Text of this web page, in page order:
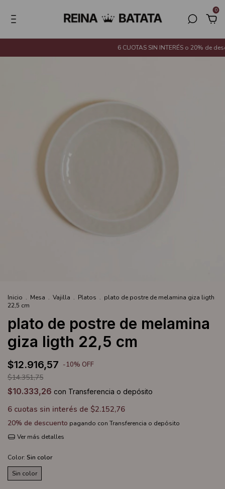
0
6 CUOTAS SIN INTERÉS o 20% de
Inicio . Mesa . Vajilla . Platos . plato de postre de melamina giza ligth
22,5 cm
plato de postre de melamina
giza ligth 22,5 cm
$12.916,57 -10% OFF
$14.351,75
$10.333,26 con Transferencia o depósito
6 cuotas sin interés de $2.152,76
20% de descuento pagando con Transferencia o depósito
Ver más detalles
Color: Sin color
Sin color